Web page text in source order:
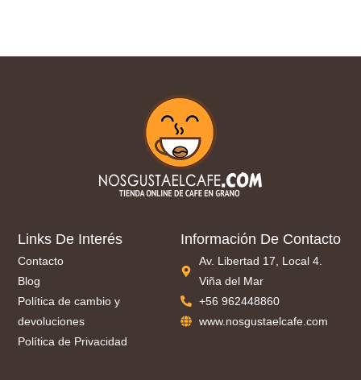
Links De Interés
Contacto
Blog
Política de cambio y
devoluciones
Política de Privacidad
Información De Contacto
Av. Libertad 17, Local 4.
Viña del Mar
+56 962448860
www.nosgustaelcafe.com